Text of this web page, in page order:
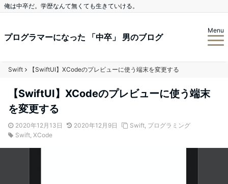
俺は中卒だ。学歴なんて無くても生きていける。
プログラマーになった 「中卒」 男のブログ
Menu
Swift 【SwiftUI】XCodeのプレビューに使う端末を変更する
【SwiftUI】XCodeのプレビューに使う端末
を変更する
2020年12月13日 2020年12月9日 Swift, プログラミング
Swift, XCode